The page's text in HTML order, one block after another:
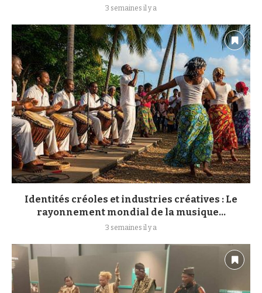
3 semaines il y a
Identités créoles et industries créatives : Le
rayonnement mondial de la musique...
3 semaines il y a